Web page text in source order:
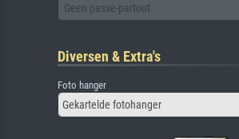
Geen passe-partout
Diversen & Extra's
Foto hanger
Gekartelde fotohanger